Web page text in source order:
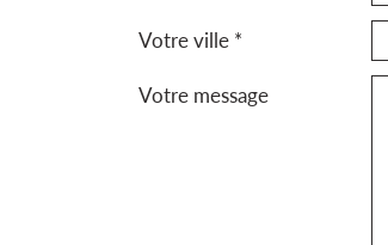
Votre ville *
Votre message